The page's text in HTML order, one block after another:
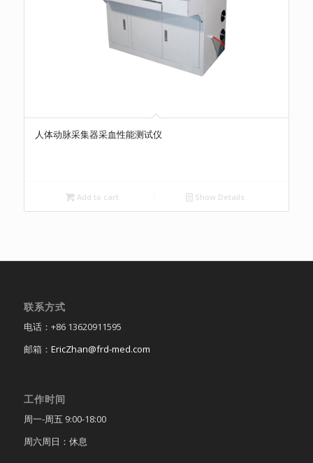
人体动脉采集器采血性能测试仪
Add to cart Show Details
联系方式
电话：+86 13620911595
邮箱： EricZhan@frd-med.com
工作时间
周一-周五 9:00-18:00
周六周日：休息